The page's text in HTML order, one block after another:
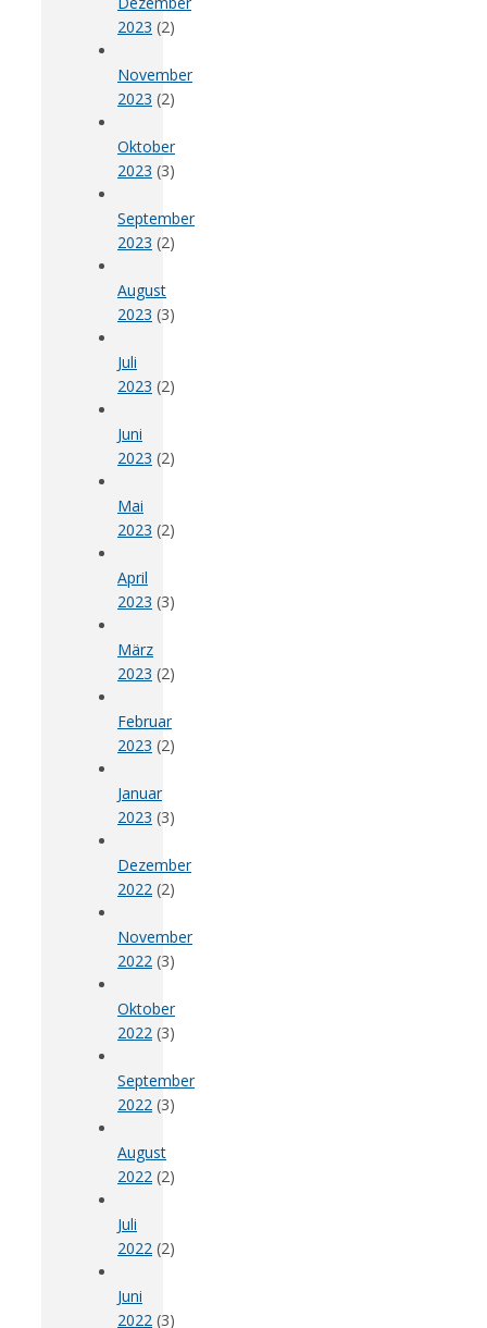
2023 (2)
November
2023 (2)
Oktober
2023 (3)
September
2023 (2)
August
2023 (3)
Juli
2023 (2)
Juni
2023 (2)
Mai
2023 (2)
April
2023 (3)
März
2023 (2)
Februar
2023 (2)
Januar
2023 (3)
Dezember
2022 (2)
November
2022 (3)
Oktober
2022 (3)
September
2022 (3)
August
2022 (2)
Juli
2022 (2)
Juni
2022 (3)